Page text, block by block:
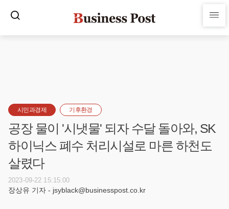
시민과경제 기후환경
공장 물이 '시냇물' 되자 수달 돌아와, SK
하이닉스 폐수 처리시설로 마른 하천도
살렸다
2023-09-22 15:15:00
장상유 기자 - jsyblack@businesspost.co.kr